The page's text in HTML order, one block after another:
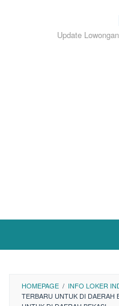
Update
HOMEPAGE / INFO LOKER
TERBARU UNTUK DI DAERAH